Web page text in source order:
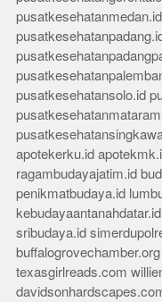
pusatkesehatanmedan.id
pusatkesehatansolo.id
apotekerku.id
ragambudayajatim.id
penikmatbudaya.id
kebudayaantanahdatar.id
sribudaya.id
buffalogrovechamber.org
texasgirlreads.com